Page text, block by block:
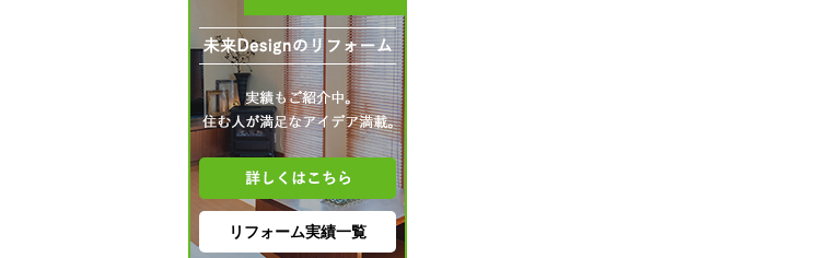
リフォーム実績一覧